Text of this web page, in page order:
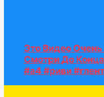
Это Видео
Смотри До
#а4 #риви